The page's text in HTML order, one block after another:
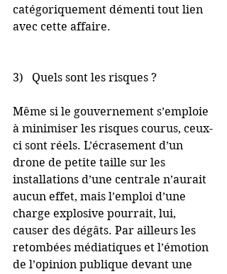
catégoriquement démenti tout lien
avec cette affaire.
3)   Quels sont les risques ?
Même si le gouvernement s’emploie
à minimiser les risques courus, ceux-
ci sont réels. L’écrasement d’un
drone de petite taille sur les
installations d’une centrale n’aurait
aucun effet, mais l’emploi d’une
charge explosive pourrait, lui,
causer des dégâts. Par ailleurs les
retombées médiatiques et l’émotion
de l’opinion publique devant une